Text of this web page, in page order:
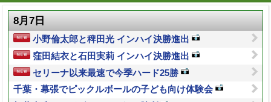
8月7日
小野倫太郎と稗田光 インハイ決勝進出
窪田結衣と石田実莉 インハイ決勝進出
セリーナ以来最速で今季ハード25勝
千葉・幕張でピックルボールの子ども向け体験会